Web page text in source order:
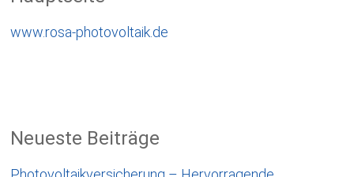
www.rosa-photovoltaik.de
Neueste Beiträge